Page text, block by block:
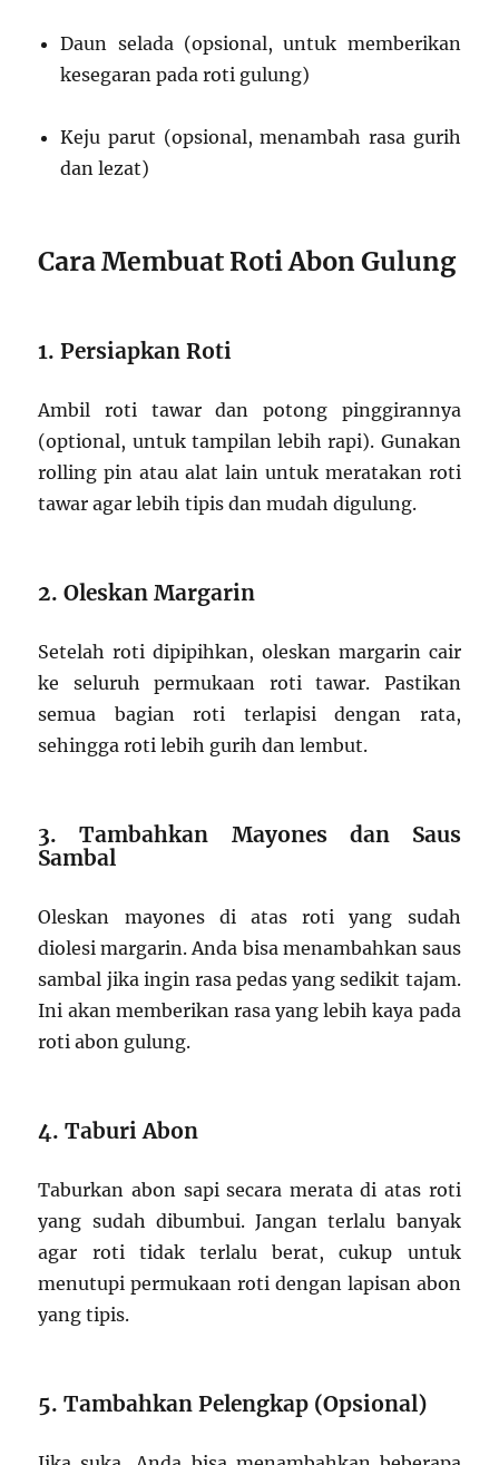
Daun selada (opsional, untuk memberikan
kesegaran pada roti gulung)
Keju parut (opsional, menambah rasa gurih
dan lezat)
Cara Membuat Roti Abon Gulung
1. Persiapkan Roti
Ambil roti tawar dan potong pinggirannya
(optional, untuk tampilan lebih rapi). Gunakan
rolling pin atau alat lain untuk meratakan roti
tawar agar lebih tipis dan mudah digulung.
2. Oleskan Margarin
Setelah roti dipipihkan, oleskan margarin cair
ke seluruh permukaan roti tawar. Pastikan
semua bagian roti terlapisi dengan rata,
sehingga roti lebih gurih dan lembut.
3. Tambahkan Mayones dan Saus
Sambal
Oleskan mayones di atas roti yang sudah
diolesi margarin. Anda bisa menambahkan saus
sambal jika ingin rasa pedas yang sedikit tajam.
Ini akan memberikan rasa yang lebih kaya pada
roti abon gulung.
4. Taburi Abon
Taburkan abon sapi secara merata di atas roti
yang sudah dibumbui. Jangan terlalu banyak
agar roti tidak terlalu berat, cukup untuk
menutupi permukaan roti dengan lapisan abon
yang tipis.
5. Tambahkan Pelengkap (Opsional)